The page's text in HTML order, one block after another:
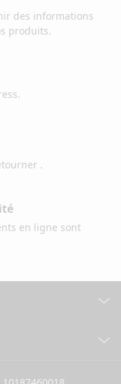
des informations
produits.
.
en ligne sont